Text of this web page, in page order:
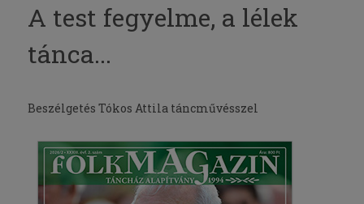
A test fegyelme, a lélek
tánca...
Beszélgetés Tókos Attila táncművésszel